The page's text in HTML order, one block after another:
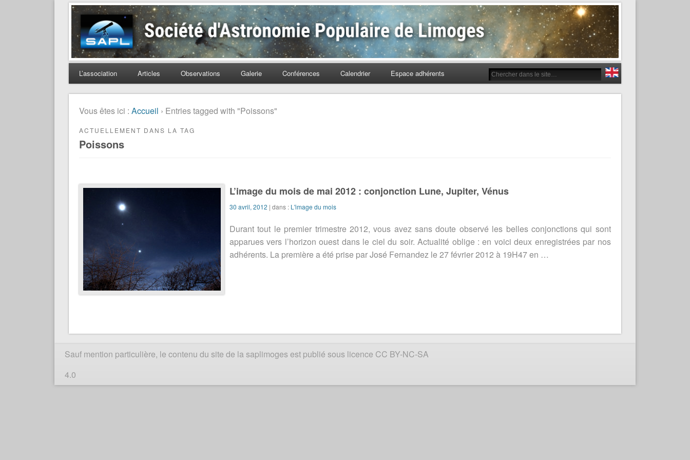
Société d'Astronomie Populaire de Limoges
L’association Articles Observations Galerie Conférences Calendrier Espace adhérents
Vous êtes ici : Accueil › Entries tagged with "Poissons"
ACTUELLEMENT DANS LA TAG
Poissons
L’image du mois de mai 2012 : conjonction Lune, Jupiter, Vénus
30 avril, 2012 | dans : L'image du mois
Durant tout le premier trimestre 2012, vous avez sans doute observé les belles conjonctions qui sont
apparues vers l’horizon ouest dans le ciel du soir. Actualité oblige : en voici deux enregistrées par nos
adhérents. La première a été prise par José Fernandez le 27 février 2012 à 19H47 en …
Sauf mention particulière, le contenu du site de la saplimoges est publié sous licence CC BY-NC-SA
4.0